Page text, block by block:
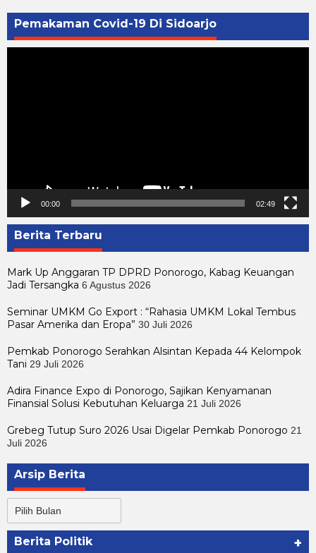
Pemakaman Covid-19 Di Sidoarjo
00:00 02:49
Berita Terbaru
Mark Up Anggaran TP DPRD Ponorogo, Kabag Keuangan
Jadi Tersangka 6 Agustus 2026
Seminar UMKM Go Export : “Rahasia UMKM Lokal Tembus
Pasar Amerika dan Eropa” 30 Juli 2026
Pemkab Ponorogo Serahkan Alsintan Kepada 44 Kelompok
Tani 29 Juli 2026
Adira Finance Expo di Ponorogo, Sajikan Kenyamanan
Finansial Solusi Kebutuhan Keluarga 21 Juli 2026
Grebeg Tutup Suro 2026 Usai Digelar Pemkab Ponorogo 21
Juli 2026
Arsip Berita
Berita
Berita Politik +